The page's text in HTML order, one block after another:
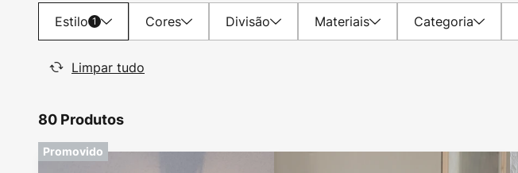
Estilo 1 Cores Divisão Materiais Categoria
Limpar tudo
80 Produtos
Promovido